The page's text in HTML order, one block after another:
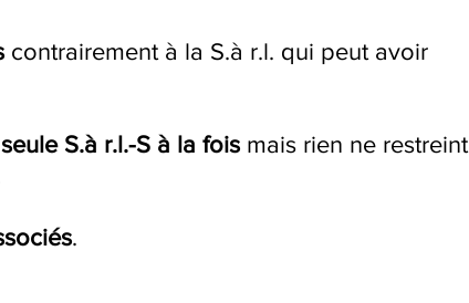
contrairement à la S.à r.l. qui peut avoir
S.à r.l.-S à la fois mais rien ne restreint
.